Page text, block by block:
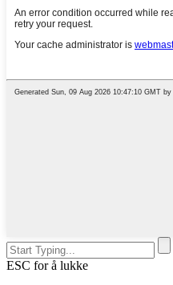
ESC for å lukke